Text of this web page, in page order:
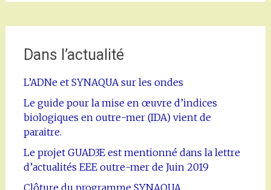
Dans l’actualité
L’ADNe et SYNAQUA sur les ondes
Le guide pour la mise en œuvre d’indices
biologiques en outre-mer (IDA) vient de
paraitre.
Le projet GUAD3E est mentionné dans la lettre
d’actualités EEE outre-mer de Juin 2019
Clôture du programme SYNAQUA